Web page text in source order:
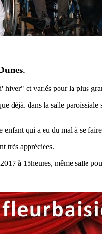
et variés pour la plus
déjà, dans la salle
qui a eu du mal à se
très appréciées.
à 15heures, même salle